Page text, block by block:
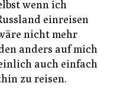
wenn ich
einreisen
nicht mehr
anders auf mich
auch einfach
zu reisen.